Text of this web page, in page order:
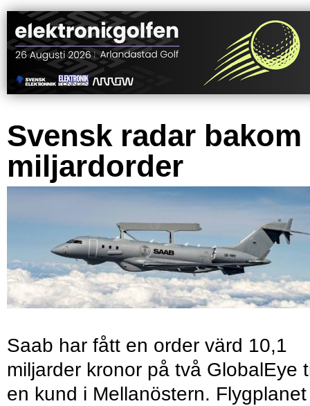
Svensk radar bakom
miljardorder
Saab har fått en order värd 10,1
miljarder kronor på två GlobalEye
en kund i Mellanöstern.